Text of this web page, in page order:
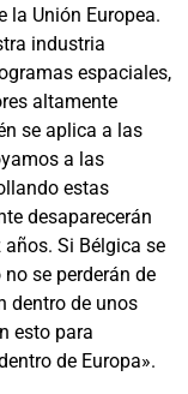
la Unión Europea.
industria
espaciales,
altamente
se aplica a las
a las
estas
desaparecerán
Si Bélgica se
se perderán de
dentro de unos
esto para
de Europa».